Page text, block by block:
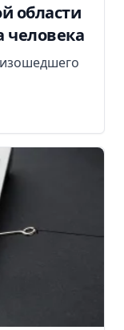
области
человека